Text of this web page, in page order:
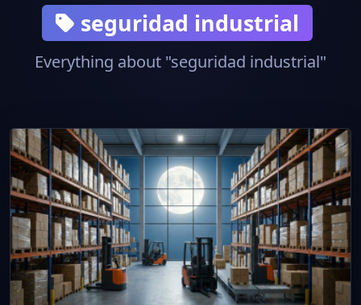
seguridad industrial
Everything about "seguridad industrial"